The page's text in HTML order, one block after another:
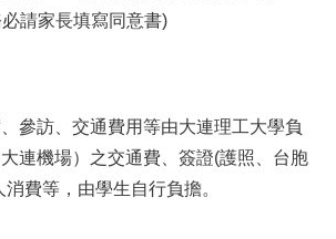
請家長填寫同意書)
參訪、交通費用等由大連理工大學負
連機場）之交通費、簽證(護照、台胞
費等，由學生自行負擔。